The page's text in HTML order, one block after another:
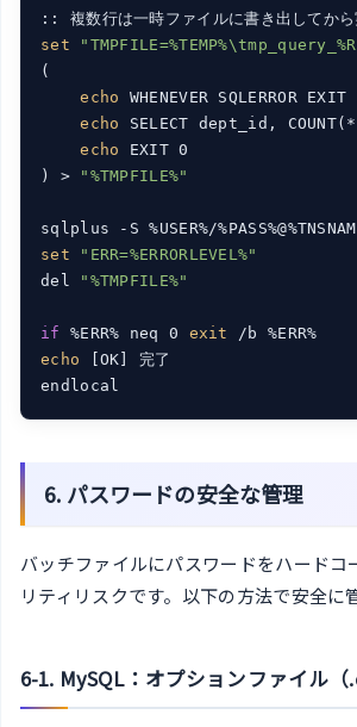
set
(
echo WHENEVER SQLERROR EXIT
echo SELECT dept_id,
echo EXIT 0
) >
"%TMPFILE%"
sqlplus -S %USER%/
set
"ERR=%ERRORLEVEL%"
del
"%TMPFILE%"
if %ERR% neq 0 exit
echo [OK] 完了
6. パスワードの安全な管理
バッチファイルにパスワードをハードコ
リティリスクです。以下の方法で安全に
6-1. MySQL：オプションファイル